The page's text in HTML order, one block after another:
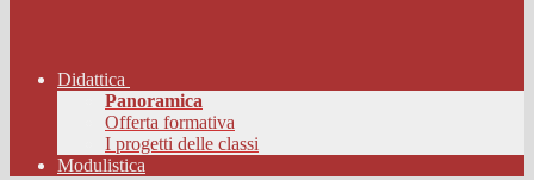
Didattica
Panoramica
Offerta formativa
I progetti delle classi
Modulistica